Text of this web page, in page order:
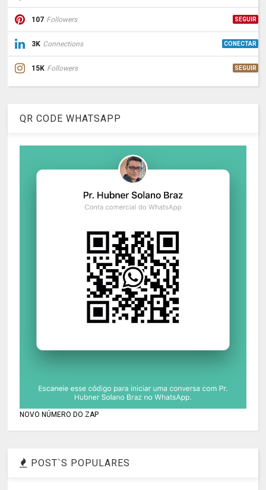
107 Followers SEGUIR
3K Connections CONECTAR
15K Followers SEGUIR
QR CODE WHATSAPP
NOVO NÚMERO DO ZAP
POST`S POPULARES